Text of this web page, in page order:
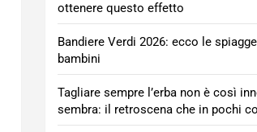
ottenere questo effetto
Bandiere Verdi 2026: ecco le
bambini
Tagliare sempre l’erba non è così
sembra: il retroscena che in pochi